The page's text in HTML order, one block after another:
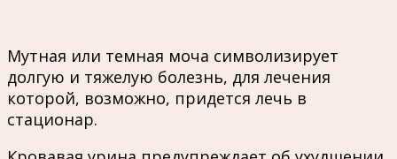
Мутная или темная моча символизирует
долгую и тяжелую болезнь, для лечения
которой, возможно, придется лечь в
стационар.